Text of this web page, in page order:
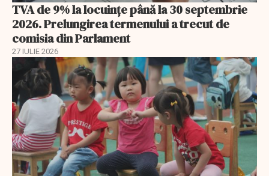
TVA de 9% la locuințe până la 30 septembrie
2026. Prelungirea termenului a trecut de
comisia din Parlament
27 IULIE 2026